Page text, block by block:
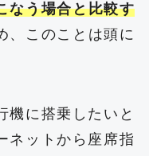
なう場合と比較す
、このことは頭に
機に搭乗したいと
ネットから座席指